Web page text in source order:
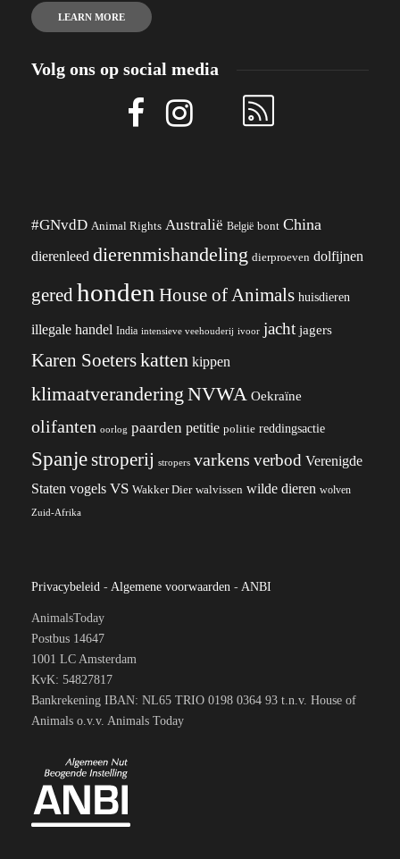
LEARN MORE
Volg ons op social media
#GNvdD Animal Rights Australië België bont China
dierenleed dierenmishandeling dierproeven dolfijnen
geredhonden House of Animals huisdieren
illegale handel India intensieve veehouderij ivoor jacht jagers
Karen Soeterskatten kippen
klimaatverandering NVWA Oekraïne
olifanten oorlog paarden petitie politie reddingsactie
Spanjestroperij stropers varkens verbod Verenigde
Staten vogels VS Wakker Dier walvissen wilde dieren wolven
Zuid-Afrika
Privacybeleid - Algemene voorwaarden - ANBI
AnimalsToday
Postbus 14647
1001 LC Amsterdam
KvK: 54827817
Bankrekening IBAN: NL65 TRIO 0198 0364 93 t.n.v. House of
Animals o.v.v. Animals Today